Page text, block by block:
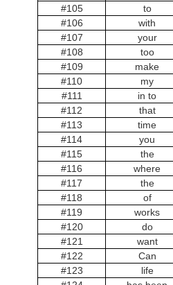
#105
to
#106
with
#107
your
#108
too
#109
make
#110
my
#111
in to
#112
that
#113
time
#114
you
#115
the
#116
where
#117
the
#118
of
#119
works
#120
do
#121
want
#122
Can
#123
life